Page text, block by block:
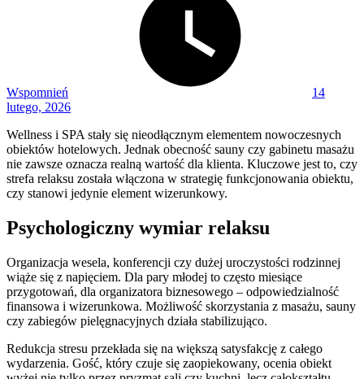
Wspomnień
14
lutego, 2026
Wellness i SPA stały się nieodłącznym elementem nowoczesnych
obiektów hotelowych. Jednak obecność sauny czy gabinetu masażu
nie zawsze oznacza realną wartość dla klienta. Kluczowe jest to, czy
strefa relaksu została włączona w strategię funkcjonowania obiektu,
czy stanowi jedynie element wizerunkowy.
Psychologiczny wymiar relaksu
Organizacja wesela, konferencji czy dużej uroczystości rodzinnej
wiąże się z napięciem. Dla pary młodej to często miesiące
przygotowań, dla organizatora biznesowego – odpowiedzialność
finansowa i wizerunkowa. Możliwość skorzystania z masażu, sauny
czy zabiegów pielęgnacyjnych działa stabilizująco.
Redukcja stresu przekłada się na większą satysfakcję z całego
wydarzenia. Gość, który czuje się zaopiekowany, ocenia obiekt